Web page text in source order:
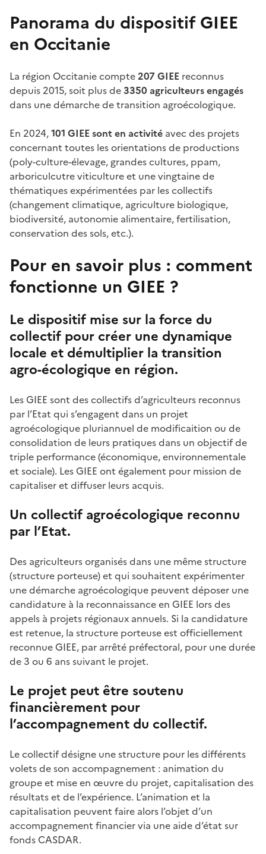
Panorama du dispositif GIEE
en Occitanie
La région Occitanie compte207 GIEE reconnus
depuis 2015, soit plus de3350 agriculteurs engagés
dans une démarche de transition agroécologique.
En 2024,101 GIEE sont en activité avec des projets
concernant toutes les orientations de productions
(poly-culture-élevage, grandes cultures, ppam,
arboriculcutre viticulture et une vingtaine de
thématiques expérimentées par les collectifs
(changement climatique, agriculture biologique,
biodiversité, autonomie alimentaire, fertilisation,
conservation des sols, etc.).
Pour en savoir plus : comment
fonctionne un GIEE ?
Le dispositif mise sur la force du
collectif pour créer une dynamique
locale et démultiplier la transition
agro-écologique en région.
Les GIEE sont des collectifs d’agriculteurs reconnus
par l’Etat qui s’engagent dans un projet
agroécologique pluriannuel de modificaition ou de
consolidation de leurs pratiques dans un objectif de
triple performance (économique, environnementale
et sociale). Les GIEE ont également pour mission de
capitaliser et diffuser leurs acquis.
Un collectif agroécologique reconnu
par l’Etat.
Des agriculteurs organisés dans une même structure
(structure porteuse) et qui souhaitent expérimenter
une démarche agroécologique peuvent déposer une
candidature à la reconnaissance en GIEE lors des
appels à projets régionaux annuels. Si la candidature
est retenue, la structure porteuse est officiellement
reconnue GIEE, par arrêté préfectoral, pour une durée
de 3 ou 6 ans suivant le projet.
Le projet peut être soutenu
financièrement pour
l’accompagnement du collectif.
Le collectif désigne une structure pour les différents
volets de son accompagnement : animation du
groupe et mise en œuvre du projet, capitalisation des
résultats et de l’expérience. L’animation et la
capitalisation peuvent faire alors l’objet d’un
accompagnement financier via une aide d’état sur
fonds CASDAR.